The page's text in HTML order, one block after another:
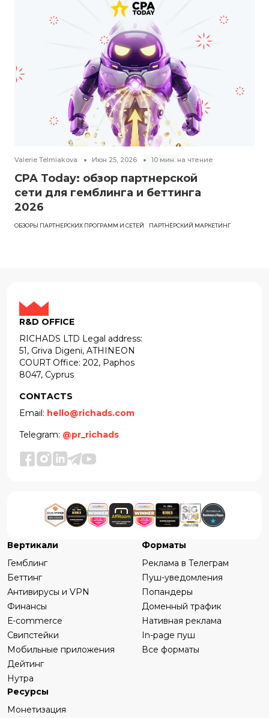
Valerie Telmiakova Июн 25, 2026 10 мин. на чтение
CPA Today: обзор партнерской
сети для гемблинга и беттинга
2026
ОБЗОРЫ ПАРТНЕРСКИХ ПРОГРАММ И СЕТЕЙ ПАРТНЁРСКИЙ МАРКЕТИНГ
R&D OFFICE
RICHADS LTD Legal address:
51, Griva Digeni, ATHINEON
COURT Office: 202, Paphos
8047, Cyprus
CONTACTS
Email: hello@richads.com
Telegram: @pr_richads
Вертикали
Гемблинг
Беттинг
Антивирусы и VPN
Финансы
Е-commerce
Свипстейки
Мобильные приложения
Дейтинг
Нутра
Форматы
Реклама в Телеграм
Пуш-уведомления
Попандеры
Доменный трафик
Нативная реклама
In-page пуш
Все форматы
Ресурсы
Монетизация